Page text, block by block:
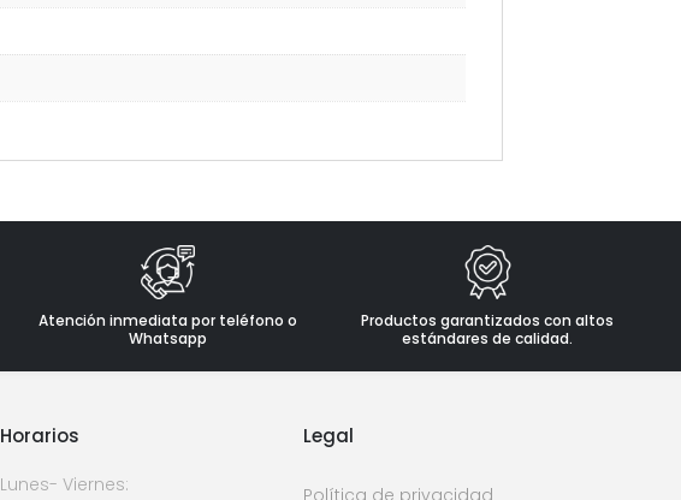
Atención inmediata por teléfono o
Whatsapp
Productos garantizados con altos
estándares de calidad.
Horarios
Lunes- Viernes:
Legal
Política de privacidad